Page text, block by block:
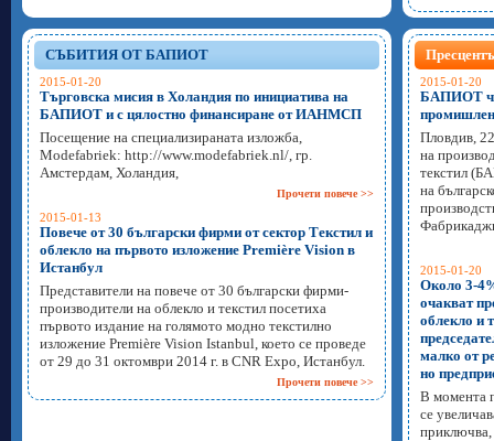
СЪБИТИЯ ОТ БАПИОТ
2015-01-20
Търговска мисия в Холандия по инициатива на
БАПИОТ и с цялостно финансиране от ИАНМСП
Посещение на специализираната изложба,
Modefabriek: http://www.modefabriek.nl/, гр.
Амстердам, Холандия,
Прочети повече >>
2015-01-13
Повече от 30 български фирми от сектор Текстил и
облекло на първото изложение Première Vision в
Истанбул
Представители на повече от 30 български фирми-
производители на облекло и текстил посетиха
първото издание на голямото модно текстилно
изложение Première Vision Istanbul, което се проведе
от 29 до 31 октомври 2014 г. в CNR Expo, Истанбул.
Прочети повече >>
2015-01-20
БАПИОТ
Пловдив,
на
текстил
на
2015-01-20
Около 3-
очакват
облекло и
малко от
но
В момента
се
приключва,